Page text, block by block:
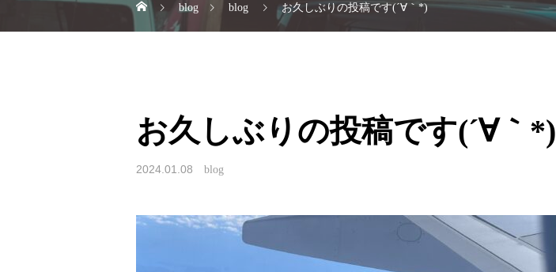
blog blog お久しぶりの投稿です(´∀｀*)
お久しぶりの投稿です(´∀｀*)
2024.01.08 blog